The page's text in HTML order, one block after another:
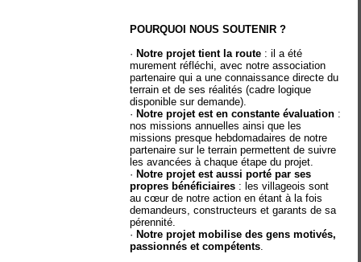
POURQUOI NOUS SOUTENIR ?
·Notre projet tient la route : il a été
murement réfléchi, avec notre association
partenaire qui a une connaissance directe du
terrain et de ses réalités (cadre logique
disponible sur demande).
·Notre projet est en constante évaluation :
nos missions annuelles ainsi que les
missions presque hebdomadaires de notre
partenaire sur le terrain permettent de suivre
les avancées à chaque étape du projet.
·Notre projet est aussi porté par ses
propres bénéficiaires : les villageois sont
au cœur de notre action en étant à la fois
demandeurs, constructeurs et garants de sa
pérennité.
·Notre projet mobilise des gens motivés,
passionnés et compétents